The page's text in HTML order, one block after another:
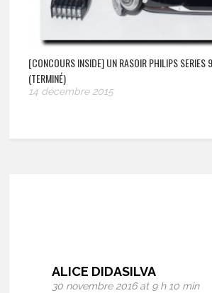
[CONCOURS INSIDE] UN RASOIR PHILIPS SERIES
(TERMINÉ)
14 décembre 2015
ALICE DIDASILVA
30 novembre 2016 at 9 h 10 min